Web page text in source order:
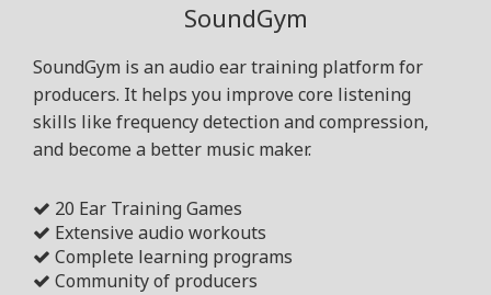
SoundGym
SoundGym is an audio ear training platform for
producers. It helps you improve core listening
skills like frequency detection and compression,
and become a better music maker.
20 Ear Training Games
Extensive audio workouts
Complete learning programs
Community of producers